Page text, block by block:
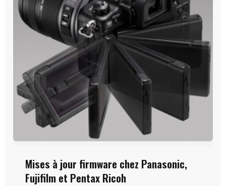
Mises à jour firmware chez Panasonic,
Fujifilm et Pentax Ricoh